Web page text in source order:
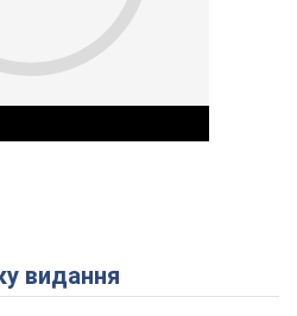
Play Video
видання